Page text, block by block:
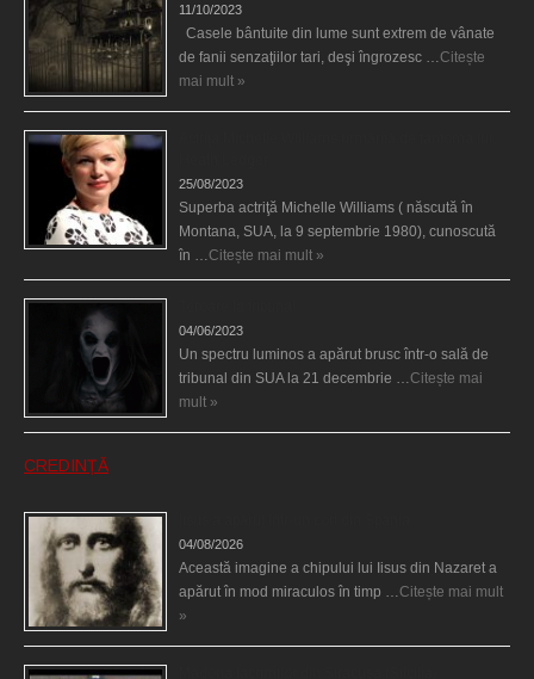
11/10/2023
Casele bântuite din lume sunt extrem de vânate
de fanii senzaţiilor tari, deşi îngrozesc … Citește
mai mult »
25/08/2023
Superba actriţă Michelle Williams ( născută în
Montana, SUA, la 9 septembrie 1980), cunoscută
în … Citește mai mult »
04/06/2023
Un spectru luminos a apărut brusc într-o sală de
tribunal din SUA la 21 decembrie … Citește mai
mult »
CREDINȚĂ
04/08/2026
Această imagine a chipului lui Iisus din Nazaret a
apărut în mod miraculos în timp … Citește mai mult
»